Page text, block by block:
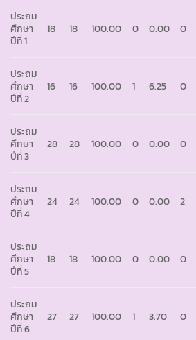
ประถม
ศึกษา
ปีที่ 1
18 18 100.00 0 0.00 0
ประถม
ศึกษา
ปีที่ 2
16 16 100.00 1 6.25 0
ประถม
ศึกษา
ปีที่ 3
28 28 100.00 0 0.00 0
ประถม
ศึกษา
ปีที่ 4
24 24 100.00 0 0.00 2
ประถม
ศึกษา
ปีที่ 5
18 18 100.00 0 0.00 0
ประถม
ศึกษา
ปีที่ 6
27 27 100.00 1 3.70 0